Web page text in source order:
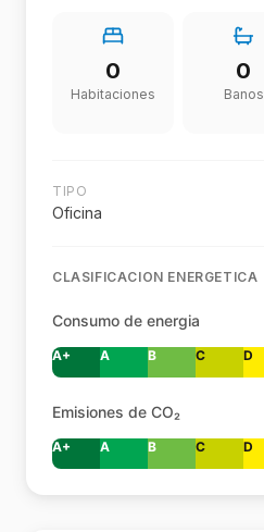
0
Habitaciones
0
Banos
TIPO
Oficina
CLASIFICACION ENERGETICA
Consumo de energia
A+ A B C D
Emisiones de CO₂
A+ A B C D